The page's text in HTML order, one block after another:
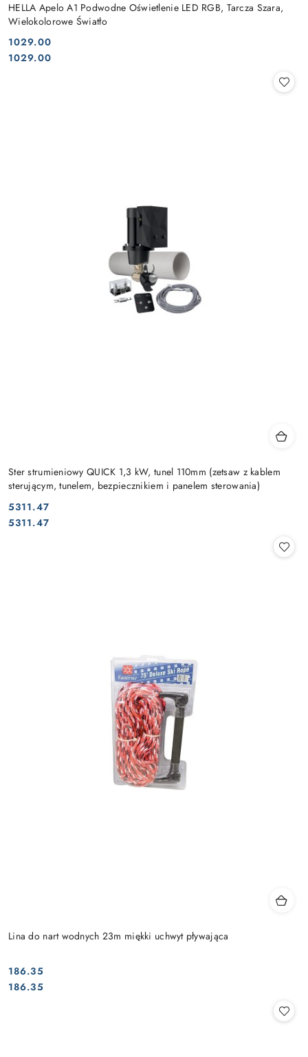
HELLA Apelo A1 Podwodne Oświetlenie LED RGB, Tarcza Szara,
Wielokolorowe Światło
Cena:
1029.00
Cena:
1029.00
Ster strumieniowy QUICK 1,3 kW, tunel 110mm (zetsaw z kablem
sterującym, tunelem, bezpiecznikiem i panelem sterowania)
Cena:
5311.47
Cena:
5311.47
Lina do nart wodnych 23m miękki uchwyt pływająca
Cena:
186.35
Cena:
186.35